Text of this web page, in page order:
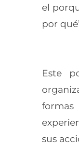
el
por
Este
sus